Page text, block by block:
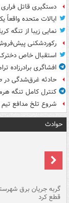
دستگیری قاتل فراری
ایالات متحده
نمایی زیبا از تنگه
رکوردشکنی
استقبال خاص دخترک
افشاگری
حادثه غرق‌شدگی در طاقانک ۲
کنترل کامل تنگه
شروع تلخ مدافع
حوادث
گربه جریان برق
قطع کرد